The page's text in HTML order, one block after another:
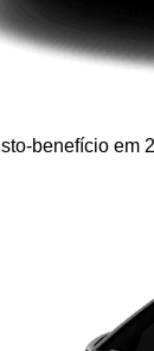
benefício em